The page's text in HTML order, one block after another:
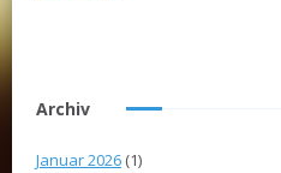
Archiv
Januar 2026 (1)